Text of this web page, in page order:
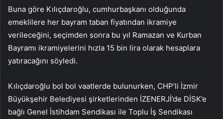
Buna göre Kılıçdaroğlu, cumhurbaşkanı olduğunda
emeklilere her bayram taban fiyatından ikramiye
verileceğini, seçimden sonra bu yıl Ramazan ve Kurban
Bayramı ikramiyelerini hızla 15 bin lira olarak hesaplara
yatıracağını söyledi.
Kılıçdaroğlu bol bol vaatlerde bulunurken, CHP’li İzmir
Büyükşehir Belediyesi şirketlerinden İZENERJİ’de DİSK’e
bağlı Genel İstihdam Sendikası ile Toplu İş Sendikası